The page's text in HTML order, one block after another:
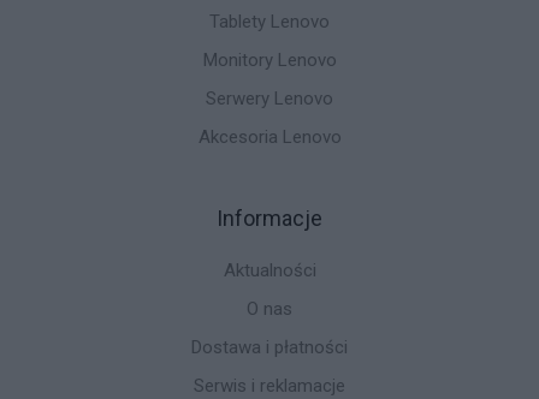
Tablety Lenovo
Monitory Lenovo
Serwery Lenovo
Akcesoria Lenovo
Informacje
Aktualności
O nas
Dostawa i płatności
Serwis i reklamacje